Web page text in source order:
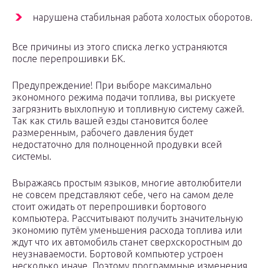
нарушена стабильная работа холостых оборотов.
Все причины из этого списка легко устраняются
после перепрошивки БК.
Предупреждение! При выборе максимально
экономного режима подачи топлива, вы рискуете
загрязнить выхлопную и топливную систему сажей.
Так как стиль вашей езды становится более
размеренным, рабочего давления будет
недостаточно для полноценной продувки всей
системы.
Выражаясь простым языков, многие автолюбители
не совсем представляют себе, чего на самом деле
стоит ожидать от перепрошивки бортового
компьютера. Рассчитывают получить значительную
экономию путём уменьшения расхода топлива или
ждут что их автомобиль станет сверхскоростным до
неузнаваемости. Бортовой компьютер устроен
несколько иначе. Поэтому программные изменения